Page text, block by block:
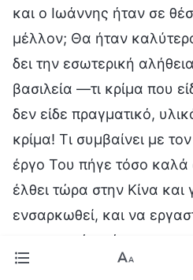
και ο Ιωάννης ήταν σε
μέλλον; Θα ήταν
δει την εσωτερική
βασιλεία —τι κρίμα που
δεν είδε πραγματικό,
κρίμα! Τι συμβαίνει με
έργο Του πήγε τόσο καλά
έλθει τώρα στην Κίνα και
ενσαρκωθεί, και να
προσωπικά ανάμεσα
δεν σκέπτεται καθόλου